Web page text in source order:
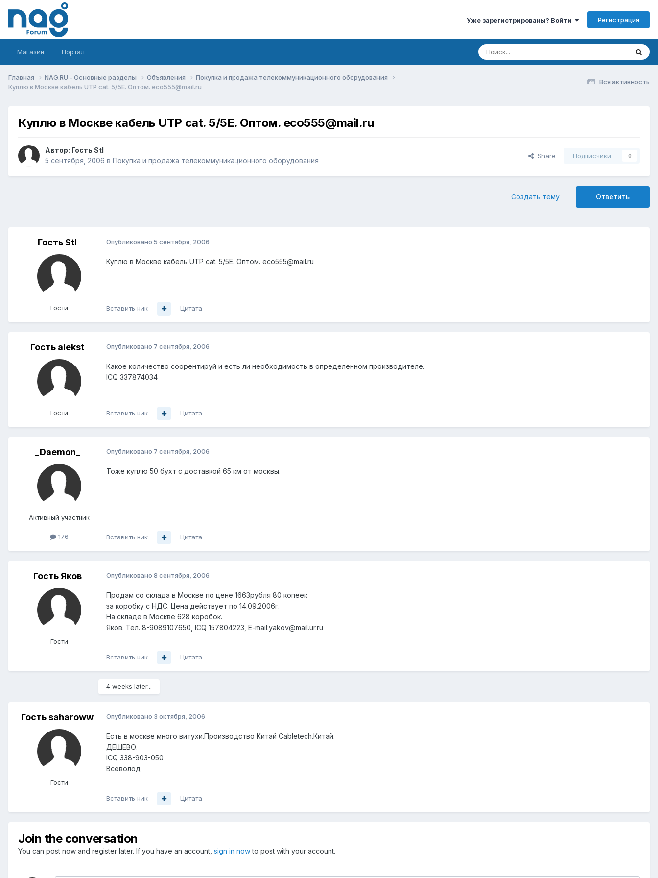
Уже зарегистрированы? Войти Регистрация
Магазин Портал
Вся активность
Главная NAG.RU - Основные разделы Объявления
Покупка и продажа телекоммуникационного оборудования
Куплю в Москве кабель UTP cat. 5/5E. Оптом. eco555@mail.ru
Куплю в Москве кабель UTP cat. 5/5E. Оптом. eco555@mail.ru
Автор: Гость Stl
5 сентября, 2006 в Покупка и продажа телекоммуникационного оборудования
Share Подписчики 0
Ответить
Создать тему
Гость Stl
Гости
Опубликовано 5 сентября, 2006
Куплю в Москве кабель UTP cat. 5/5E. Оптом. eco555@mail.ru
Вставить ник Цитата
Гость alekst
Гости
Опубликовано 7 сентября, 2006
Какое количество соорентируй и есть ли необходимость в определенном производителе.
ICQ 337874034
Вставить ник Цитата
_Daemon_
Активный участник
176
Опубликовано 7 сентября, 2006
Тоже куплю 50 бухт с доставкой 65 км от москвы.
Вставить ник Цитата
Гость Яков
Гости
Опубликовано 8 сентября, 2006
Продам со склада в Москве по цене 1663рубля 80 копеек
за коробку с НДС. Цена действует по 14.09.2006г.
На складе в Москве 628 коробок.
Яков. Тел. 8-9089107650, ICQ 157804223, E-mail:yakov@mail.ur.ru
Вставить ник Цитата
4 weeks later...
Гость saharoww
Гости
Опубликовано 3 октября, 2006
Есть в москве много витухи.Производство Китай Cabletech.Китай.
ДЕШЕВО.
ICQ 338-903-050
Всеволод.
Вставить ник Цитата
Join the conversation
You can post now and register later. If you have an account, sign in nowto post with your account.